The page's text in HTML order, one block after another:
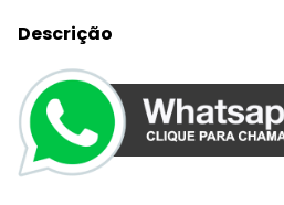
Descrição